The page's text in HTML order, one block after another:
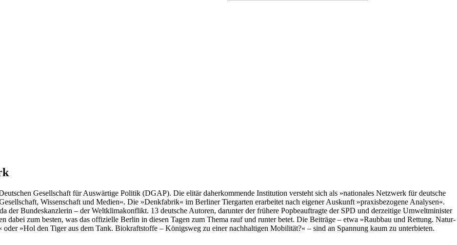
Gesellschaft für Auswärtige Politik (DGAP). Die elitär daherkommende Institution versteht sich als »nationales Netzwerk für deutsche
Wissenschaft und Medien«. Die »Denkfabrik« im Berliner Tiergarten erarbeitet nach eigener Auskunft »praxisbezogene Analysen«.
der Bundeskanzlerin – der Weltklimakonflikt. 13 deutsche Autoren, darunter der frühere Popbeauftragte der SPD und derzeitige Umweltminister
dabei zum besten, was das offizielle Berlin in diesen Tagen zum Thema rauf und runter betet. Die Beiträge – etwa »Raubbau und Rettung. Natur-
»Hol den Tiger aus dem Tank. Biokraftstoffe – Königsweg zu einer nachhaltigen Mobilität?« – sind an Spannung kaum zu unterbieten.